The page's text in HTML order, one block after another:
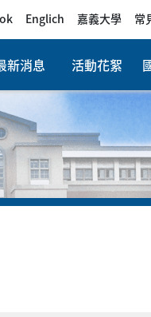
Englich 嘉義大學 常
新消息 活動花絮